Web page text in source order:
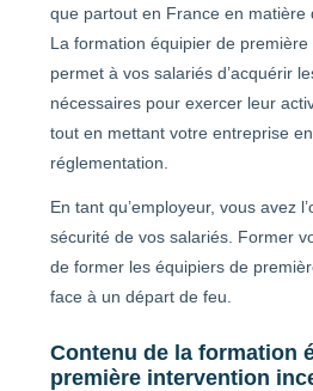
que partout en France en matière
La formation équipier de
permet à vos salariés d’acquérir
nécessaires pour exercer leur
tout en mettant votre entreprise
réglementation.
En tant qu’employeur, vous avez
sécurité de vos salariés. Former
de former les équipiers de
face à un départ de feu.
Contenu de la formation
première intervention